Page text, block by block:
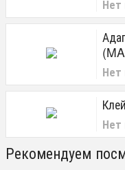
Нет
Нет
Нет
Рекомендуем